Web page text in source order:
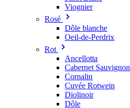
Viognier
Rosé
Dôle blanche
Oeil-de-Perdrix
Rot
Ancellotta
Cabernet Sauvignon
Cornalin
Cuvée Rotwein
Diolinoir
Dôle